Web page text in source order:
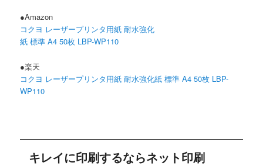
●Amazon
コクヨ レーザープリンタ用紙 耐水強化
紙 標準 A4 50枚 LBP-WP110
●楽天
コクヨ レーザープリンタ用紙 耐水強化紙 標準 A4 50枚 LBP-
WP110
キレイに印刷するならネット印刷